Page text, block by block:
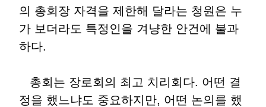
의 총회장 자격을 제한해 달라는 청원은 누
가 보더라도 특정인을 겨냥한 안건에 불과
하다.
총회는 장로회의 최고 치리회다. 어떤 결
정을 했느냐도 중요하지만, 어떤 논의를 했